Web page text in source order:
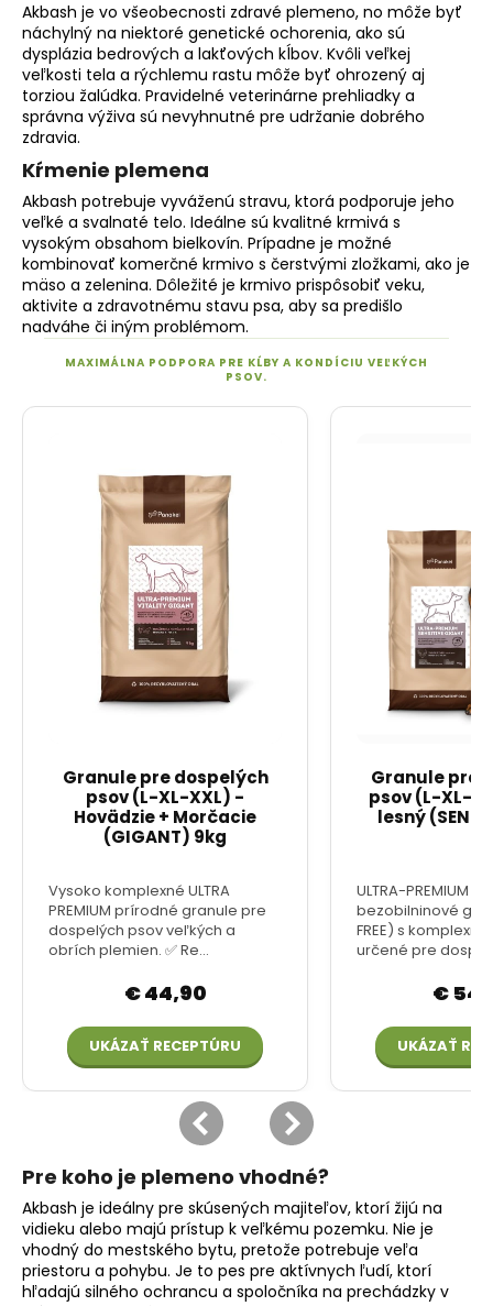
Akbash je vo všeobecnosti zdravé plemeno, no môže byť
náchylný na niektoré genetické ochorenia, ako sú
dysplázia bedrových a lakťových kĺbov. Kvôli veľkej
veľkosti tela a rýchlemu rastu môže byť ohrozený aj
torziou žalúdka. Pravidelné veterinárne prehliadky a
správna výživa sú nevyhnutné pre udržanie dobrého
zdravia.
Kŕmenie plemena
Akbash potrebuje vyváženú stravu, ktorá podporuje jeho
veľké a svalnaté telo. Ideálne sú kvalitné krmivá s
vysokým obsahom bielkovín. Prípadne je možné
kombinovať komerčné krmivo s čerstvými zložkami, ako je
mäso a zelenina. Dôležité je krmivo prispôsobiť veku,
aktivite a zdravotnému stavu psa, aby sa predišlo
nadváhe či iným problémom.
Pre koho je plemeno vhodné?
Akbash je ideálny pre skúsených majiteľov, ktorí žijú na
vidieku alebo majú prístup k veľkému pozemku. Nie je
vhodný do mestského bytu, pretože potrebuje veľa
priestoru a pohybu. Je to pes pre aktívnych ľudí, ktorí
hľadajú silného ochrancu a spoločníka na prechádzky v